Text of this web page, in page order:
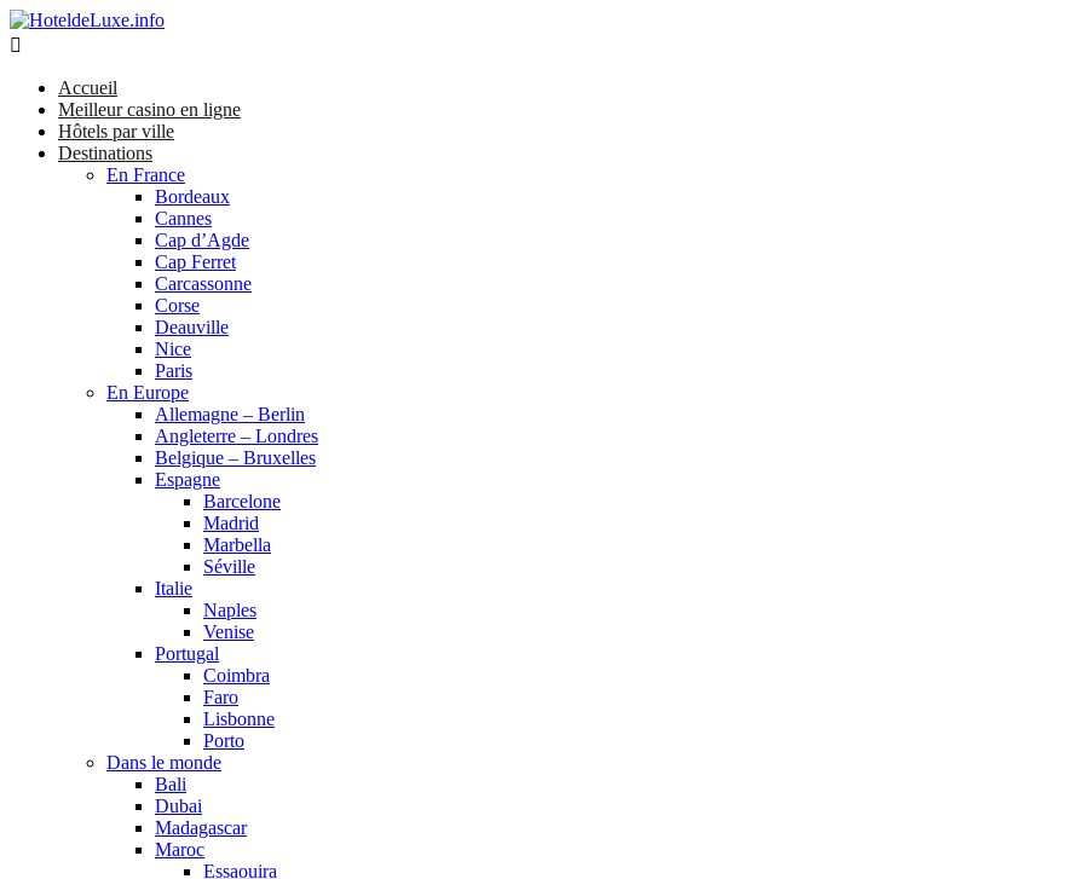

Accueil
Meilleur casino en ligne
Hôtels par ville
Destinations
En France
Bordeaux
Cannes
Cap d’Agde
Cap Ferret
Carcassonne
Corse
Deauville
Nice
Paris
En Europe
Allemagne – Berlin
Angleterre – Londres
Belgique – Bruxelles
Espagne
Barcelone
Madrid
Marbella
Séville
Italie
Naples
Venise
Portugal
Coimbra
Faro
Lisbonne
Porto
Dans le monde
Bali
Dubai
Madagascar
Maroc
Essaouira